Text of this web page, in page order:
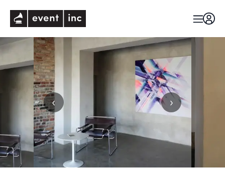
‹ ›